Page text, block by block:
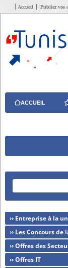
Accueil Publiez vos
ACCUEIL
›› Entreprise à la
›› Les Concours
›› Offres des
›› Offres IT